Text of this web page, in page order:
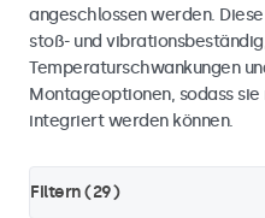
angeschlossen werden.
stoß- und
Temperaturschwankungen
Montageoptionen, sodass
integriert werden können.
Filtern (29)